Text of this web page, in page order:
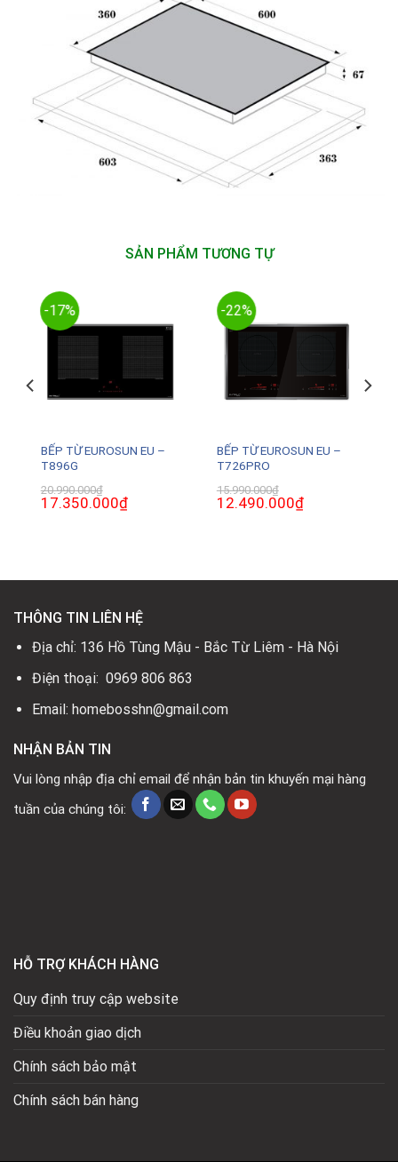
SẢN PHẨM TƯƠNG TỰ
-17%
BẾP TỪ EUROSUN EU –
T896G
20.990.000₫
Giá
gốc
17.350.000₫Giá
hiện
-22%
BẾP TỪ EUROSUN EU –
T726PRO
15.990.000₫
Giá
gốc
12.490.000₫Giá
hiện
THÔNG TIN LIÊN HỆ
Địa chỉ: 136 Hồ Tùng Mậu - Bắc Từ Liêm - Hà Nội
Điện thoại: 0969 806 863
Email: homebosshn@gmail.com
NHẬN BẢN TIN
Vui lòng nhập địa chỉ email để nhận bản tin khuyến mại hàng
tuần của chúng tôi:
HỖ TRỢ KHÁCH HÀNG
Quy định truy cập website
Điều khoản giao dịch
Chính sách bảo mật
Chính sách bán hàng